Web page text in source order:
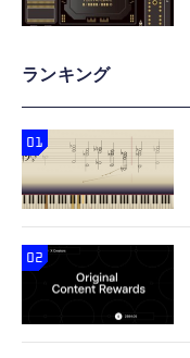
ランキング